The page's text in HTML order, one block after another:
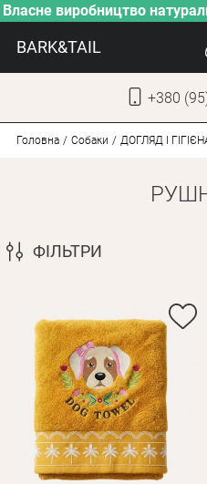
Власне виробництво
BARK&TAIL
+380
Оплата і
Програма
Головна Собаки ДОГЛЯД І
ФІЛЬТРИ